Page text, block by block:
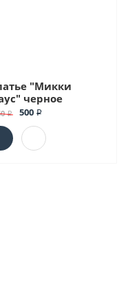
"Микки
черное
₽ 500 ₽